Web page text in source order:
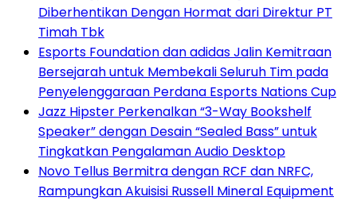
Diberhentikan Dengan Hormat dari Direktur PT
Timah Tbk
Esports Foundation dan adidas Jalin Kemitraan
Bersejarah untuk Membekali Seluruh Tim pada
Penyelenggaraan Perdana Esports Nations Cup
Jazz Hipster Perkenalkan “3-Way Bookshelf
Speaker” dengan Desain “Sealed Bass” untuk
Tingkatkan Pengalaman Audio Desktop
Novo Tellus Bermitra dengan RCF dan NRFC,
Rampungkan Akuisisi Russell Mineral Equipment